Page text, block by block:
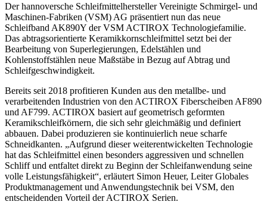
Der hannoversche Schleifmittelhersteller Vereinigte Schmirgel- und
Maschinen-Fabriken (VSM) AG präsentiert nun das neue
Schleifband AK890Y der VSM ACTIROX Technologiefamilie.
Das abtragsorientierte Keramikkornschleifmittel setzt bei der
Bearbeitung von Superlegierungen, Edelstählen und
Kohlenstoffstählen neue Maßstäbe in Bezug auf Abtrag und
Schleifgeschwindigkeit.
Bereits seit 2018 profitieren Kunden aus den metallbe- und
verarbeitenden Industrien von den ACTIROX Fiberscheiben AF890
und AF799. ACTIROX basiert auf geometrisch geformten
Keramikschleifkörnern, die sich sehr gleichmäßig und definiert
abbauen. Dabei produzieren sie kontinuierlich neue scharfe
Schneidkanten. „Aufgrund dieser weiterentwickelten Technologie
hat das Schleifmittel einen besonders aggressiven und schnellen
Schliff und entfaltet direkt zu Beginn der Schleifanwendung seine
volle Leistungsfähigkeit“, erläutert Simon Heuer, Leiter Globales
Produktmanagement und Anwendungstechnik bei VSM, den
entscheidenden Vorteil der ACTIROX Serien.